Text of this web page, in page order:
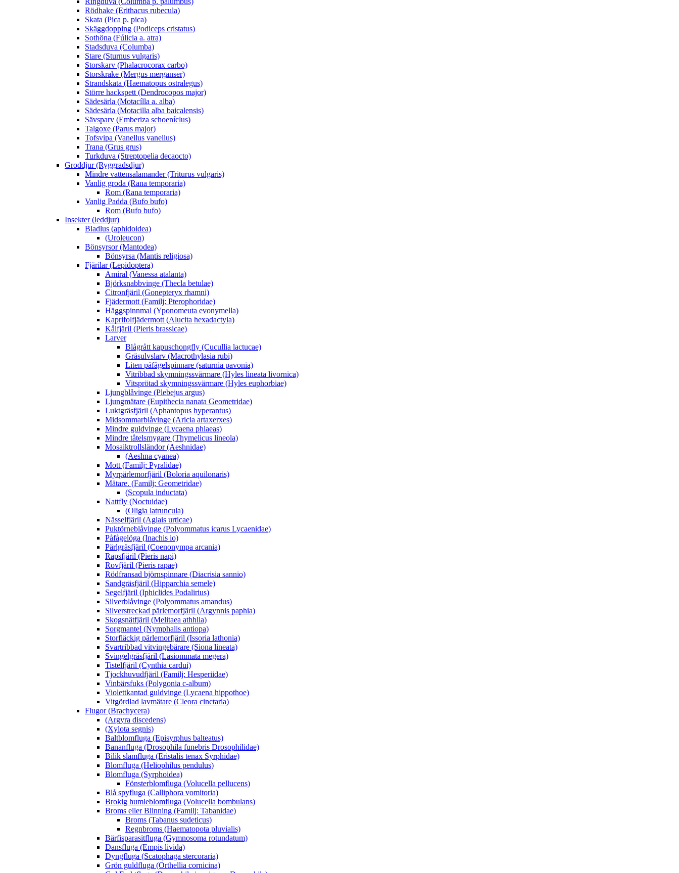
Rödhake (Erithacus rubecula)
Skata (Pica p. pica)
Skäggdopping (Podiceps cristatus)
Sothöna (Fúlicia a. atra)
Stadsduva (Columba)
Stare (Sturnus vulgaris)
Storskarv (Phalacrocorax carbo)
Storskrake (Mergus merganser)
Strandskata (Haematopus ostralegus)
Större hackspett (Dendrocopos major)
Sädesärla (Motacílla a. alba)
Sädesärla (Motacilla alba baicalensis)
Sävsparv (Emberiza schoeníclus)
Talgoxe (Parus major)
Tofsvipa (Vanellus vanellus)
Trana (Grus grus)
Turkduva (Streptopelia decaocto)
Groddjur (Ryggradsdjur)
Mindre vattensalamander (Triturus vulgaris)
Vanlig groda (Rana temporaria)
Rom (Rana temporaria)
Vanlig Padda (Bufo bufo)
Rom (Bufo bufo)
Insekter (leddjur)
Bladlus (aphidoidea)
(Uroleucon)
Bönsyrsor (Mantodea)
Bönsyrsa (Mantis religiosa)
Fjärilar (Lepidoptera)
Amiral (Vanessa atalanta)
Björksnabbvinge (Thecla betulae)
Citronfjäril (Gonepteryx rhamni)
Fjädermott (Familj: Pterophoridae)
Häggspinnmal (Yponomeuta evonymella)
Kaprifolfjädermott (Alucita hexadactyla)
Kålfjäril (Pieris brassicae)
Larver
Blågrått kapuschongfly (Cucullia lactucae)
Gräsulvslarv (Macrothylasia rubi)
Liten påfågelspinnare (saturnia pavonia)
Vitribbad skymningssvärmare (Hyles lineata livornica)
Vitsprötad skymningssvärmare (Hyles euphorbiae)
Ljungblåvinge (Plebejus argus)
Ljungmätare (Eupithecia nanata Geometridae)
Luktgräsfjäril (Aphantopus hyperantus)
Midsommarblåvinge (Aricia artaxerxes)
Mindre guldvinge (Lycaena phlaeas)
Mindre tåtelsmygare (Thymelicus lineola)
Mosaiktrollsländor (Aeshnidae)
(Aeshna cyanea)
Mott (Familj: Pyralidae)
Myrpärlemorfjäril (Boloria aquilonaris)
Mätare. (Familj: Geometridae)
(Scopula inductata)
Nattfly (Noctuidae)
(Oligia latruncula)
Nässelfjäril (Aglais urticae)
Puktörneblåvinge (Polyommatus icarus Lycaenidae)
Påfågelöga (Inachis io)
Pärlgräsfjäril (Coenonympa arcania)
Rapsfjäril (Pieris napi)
Rovfjäril (Pieris rapae)
Rödfransad björnspinnare (Diacrisia sannio)
Sandgräsfjäril (Hipparchia semele)
Segelfjäril (Iphiclides Podalirius)
Silverblåvinge (Polyommatus amandus)
Silverstreckad pärlemorfjäril (Argynnis paphia)
Skogsnätfjäril (Melitaea athhlia)
Sorgmantel (Nymphalis antiopa)
Storfläckig pärlemorfjäril (Issoria lathonia)
Svartribbad vitvingebärare (Siona lineata)
Svingelgräsfjäril (Lasiommata megera)
Tistelfjäril (Cynthia cardui)
Tjockhuvudfjäril (Familj: Hesperiidae)
Vinbärsfuks (Polygonia c-album)
Violettkantad guldvinge (Lycaena hippothoe)
Vitgördlad lavmätare (Cleora cinctaria)
Flugor (Brachycera)
(Argyra discedens)
(Xylota segnis)
Baltblomfluga (Episyrphus balteatus)
Bananfluga (Drosophila funebris Drosophilidae)
Bilik slamfluga (Eristalis tenax Syrphidae)
Blomfluga (Heliophilus pendulus)
Blomfluga (Syrphoidea)
Fönsterblomfluga (Volucella pellucens)
Blå spyfluga (Calliphora vomitoria)
Brokig humleblomfluga (Volucella bombulans)
Broms eller Blinning (Familj: Tabanidae)
Broms (Tabanus sudeticus)
Regnbroms (Haematopota pluvialis)
Bärfisparasitfluga (Gymnosoma rotundatum)
Dansfluga (Empis livida)
Dyngfluga (Scatophaga stercoraria)
Grön guldfluga (Orthellia cornicina)